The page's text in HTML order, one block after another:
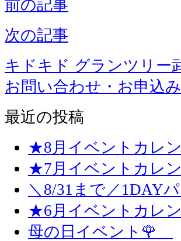
前の記事
次の記事
キドキド グランツリー
お問い合わせ・お申込
最近の投稿
★8月イベントカレ
★7月イベントカレ
＼8/31まで／1DAY
★6月イベントカレ
母の日イベント🌹